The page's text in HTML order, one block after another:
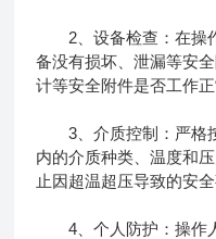
2、设备检查：在操
备没有损坏、泄漏等安
计等安全附件是否工作正
3、介质控制：严格
内的介质种类、温度和
止因超温超压导致的安全
4、个人防护：操作